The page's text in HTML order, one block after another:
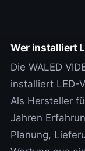
Wer installiert
Die WALED
installiert LED-
Als Hersteller
Jahren
Planung,